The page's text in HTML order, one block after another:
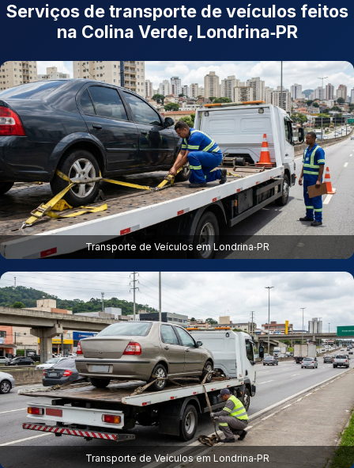
Serviços de transporte de veículos feitos
na Colina Verde, Londrina‑PR
Transporte de Veículos em Londrina‑PR
Transporte de Veículos em Londrina‑PR